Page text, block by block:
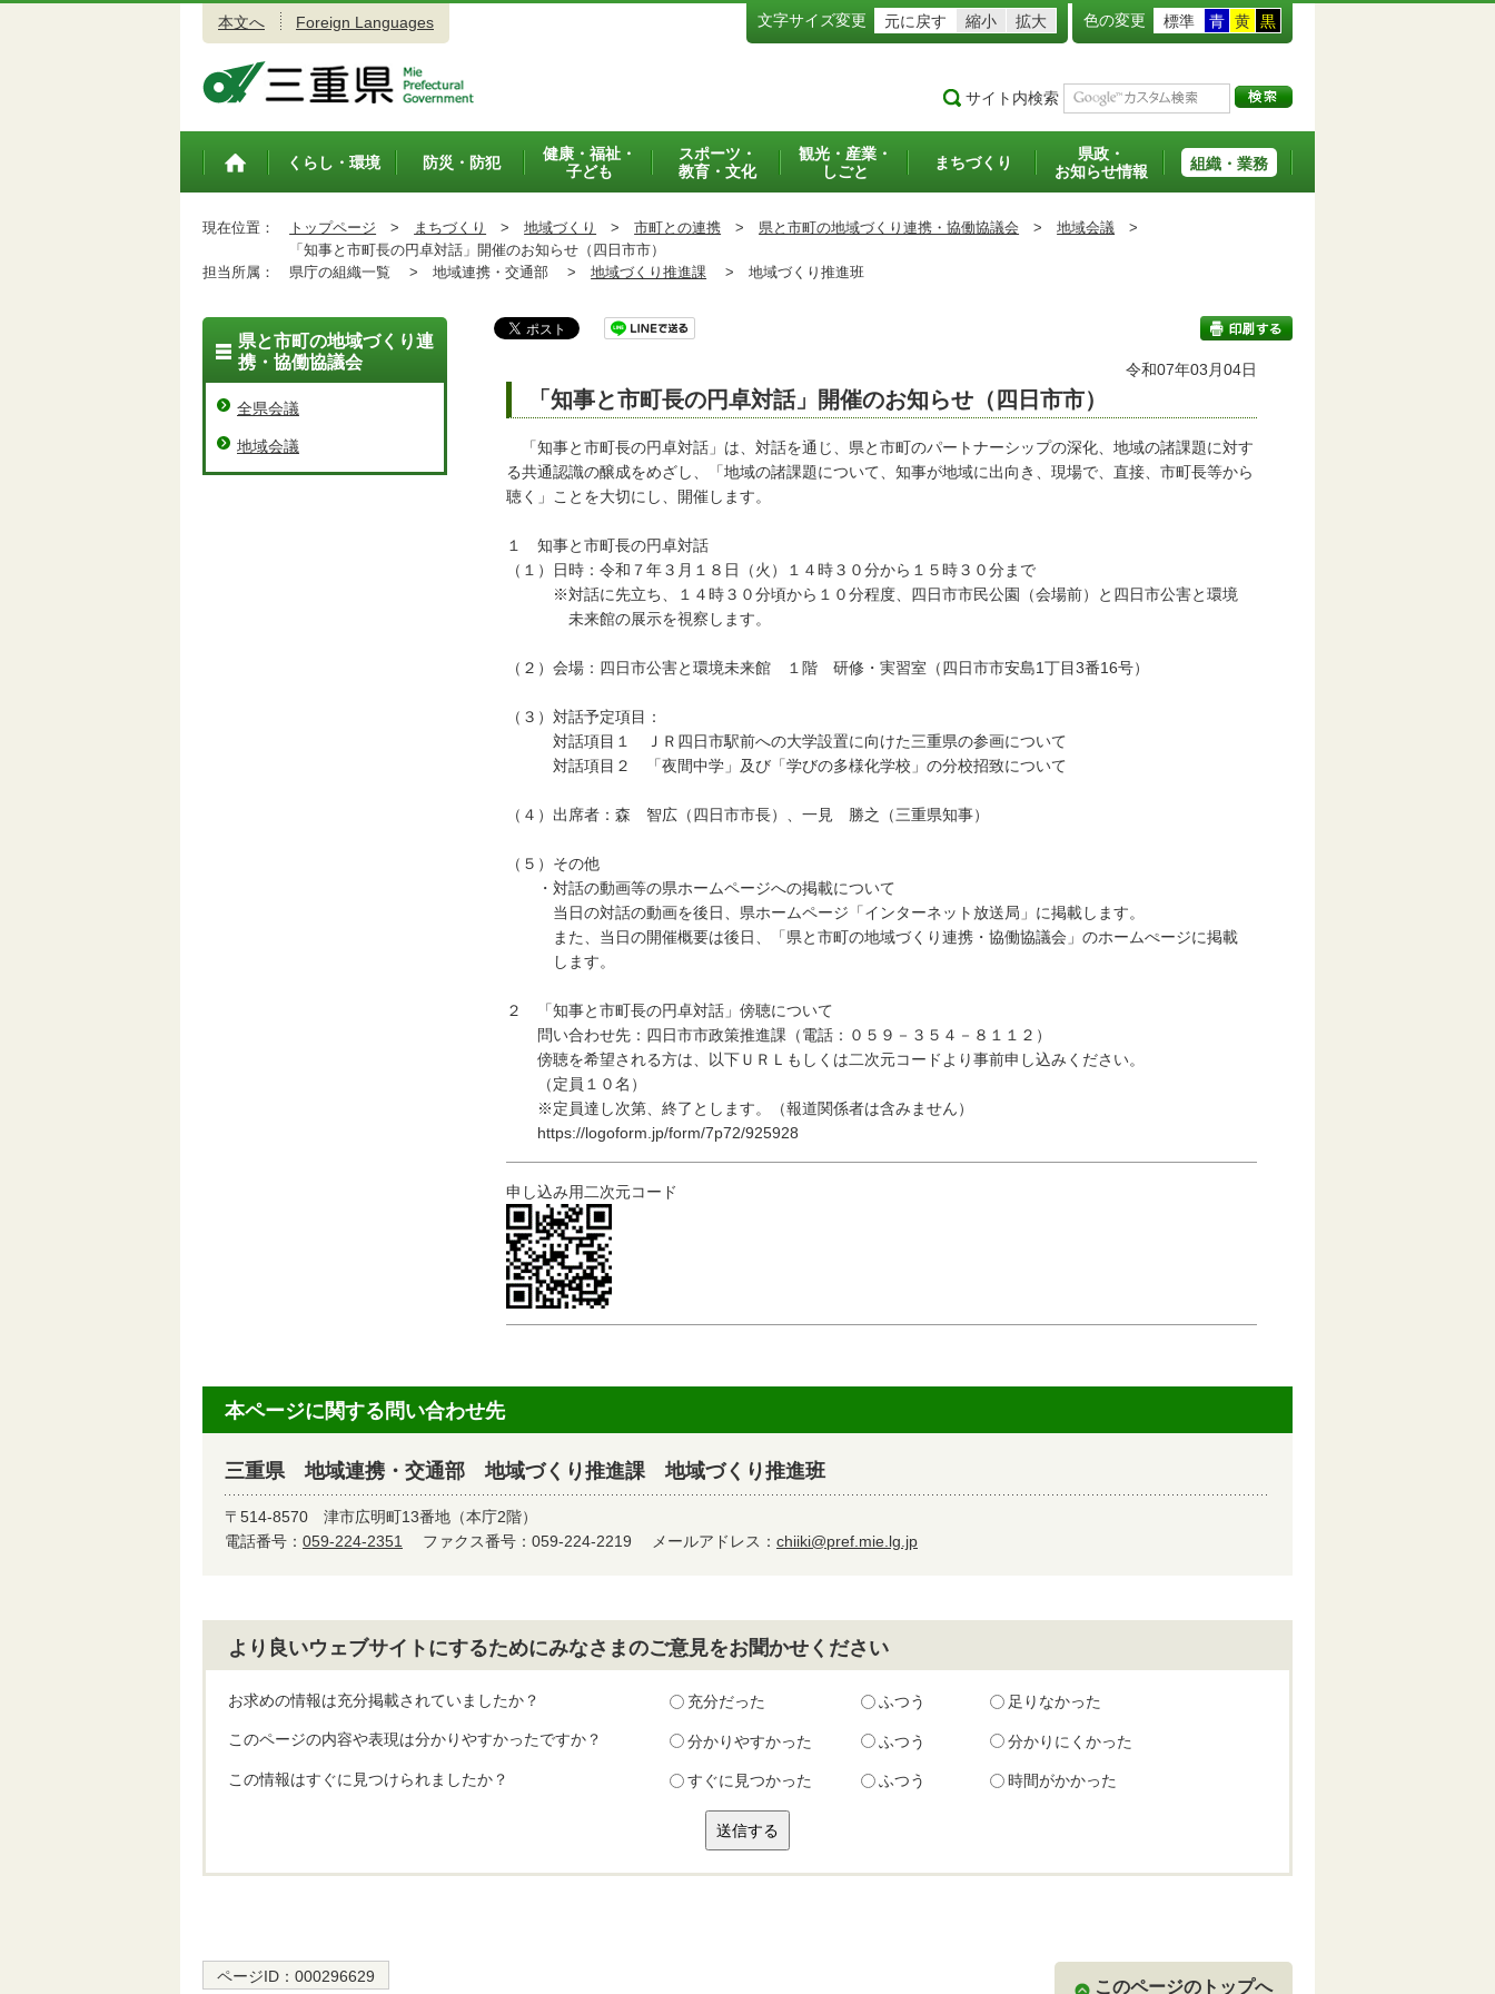
本文へ Foreign Languages 文字サイズ変更 元に戻す 縮小 拡大 色の変更 標準 青 黄 黒
サイト内検索
トップペ
くらし・環境 防災・防犯
健康・福祉・
子ども
スポーツ・
教育・文化
観光・産業・
しごと
まちづくり
県政・
お知らせ情報
組織・業務
現在位置： トップページ > まちづくり > 地域づくり > 市町との連携 > 県と市町の地域づくり連携・協働協議会 > 地域会議 >
「知事と市町長の円卓対話」開催のお知らせ（四日市市）
担当所属：
県庁の組織一覧 > 地域連携・交通部 > 地域づくり推進課 > 地域づくり推進班
印刷する
令和07年03月04日
「知事と市町長の円卓対話」開催のお知らせ（四日市市）
「知事と市町長の円卓対話」は、対話を通じ、県と市町のパートナーシップの深化、地域の諸課題に対す
る共通認識の醸成をめざし、「地域の諸課題について、知事が地域に出向き、現場で、直接、市町長等から
聴く」ことを大切にし、開催します。
１ 知事と市町長の円卓対話
（１）日時：令和７年３月１８日（火）１４時３０分から１５時３０分まで
※対話に先立ち、１４時３０分頃から１０分程度、四日市市民公園（会場前）と四日市公害と環境
未来館の展示を視察します。
（２）会場：四日市公害と環境未来館 １階 研修・実習室（四日市市安島1丁目3番16号）
（３）対話予定項目：
対話項目１ ＪＲ四日市駅前への大学設置に向けた三重県の参画について
対話項目２ 「夜間中学」及び「学びの多様化学校」の分校招致について
（４）出席者：森 智広（四日市市長）、一見 勝之（三重県知事）
（５）その他
・対話の動画等の県ホームページへの掲載について
当日の対話の動画を後日、県ホームページ「インターネット放送局」に掲載します。
また、当日の開催概要は後日、「県と市町の地域づくり連携・協働協議会」のホームぺージに掲載
します。
２ 「知事と市町長の円卓対話」傍聴について
問い合わせ先：四日市市政策推進課（電話：０５９－３５４－８１１２）
傍聴を希望される方は、以下ＵＲＬもしくは二次元コードより事前申し込みください。
（定員１０名）
※定員達し次第、終了とします。（報道関係者は含みません）
https://logoform.jp/form/7p72/925928
申し込み用二次元コード
県と市町の地域づくり連
携・協働協議会
全県会議
地域会議
本ページに関する問い合わせ先
三重県 地域連携・交通部 地域づくり推進課 地域づくり推進班
〒514-8570 津市広明町13番地（本庁2階）
電話番号： 059-224-2351 ファクス番号：059-224-2219 メールアドレス： chiiki@pref.mie.lg.jp
より良いウェブサイトにするためにみなさまのご意見をお聞かせください
お求めの情報は充分掲載されていましたか？ 充分だった ふつう 足りなかった
このページの内容や表現は分かりやすかったですか？ 分かりやすかった ふつう 分かりにくかった
この情報はすぐに見つけられましたか？ すぐに見つかった ふつう 時間がかかった
ページID： 000296629
このページのトップへ